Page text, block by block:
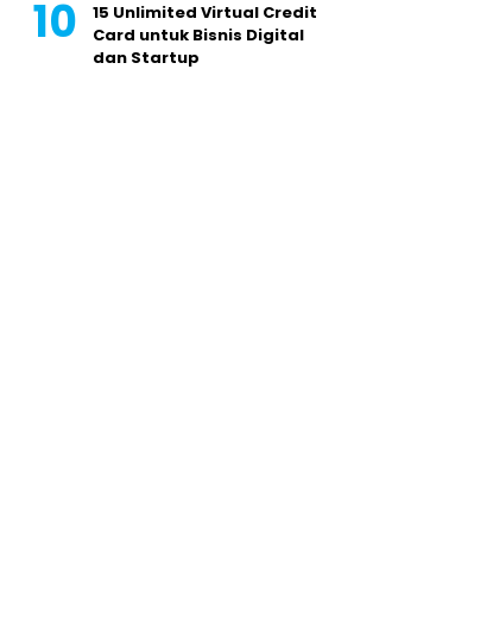
15 Unlimited Virtual Credit
Card untuk Bisnis Digital
dan Startup